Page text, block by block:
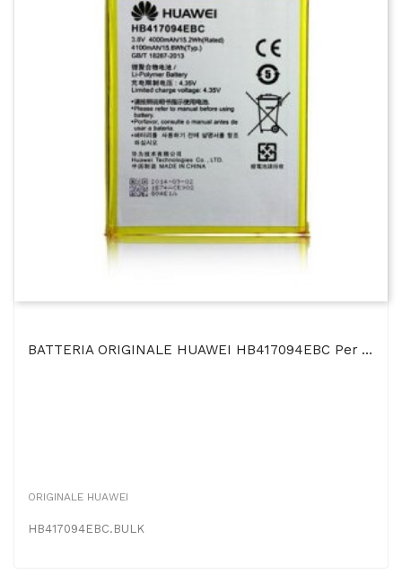
BATTERIA ORIGINALE HUAWEI HB417094EBC Per ASCEND MATE 7 - 4100 MAh LI-ION BULK
ORIGINALE HUAWEI
HB417094EBC.BULK